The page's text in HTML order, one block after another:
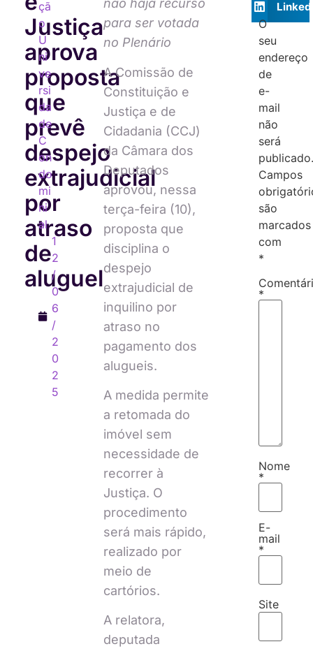
Justiça
aprova
proposta
que
prevê
despejo
extrajudicial
por
atraso
de
aluguel
çã
o
U
ni
ve
rsi
da
de
C
on
do
mi
ni
al
1
2
/
0
6
/
2
0
2
5
não haja recurso
para ser votada
no Plenário
A Comissão de
Constituição e
Justiça e de
Cidadania (CCJ)
da Câmara dos
Deputados
aprovou, nessa
terça-feira (10),
proposta que
disciplina o
despejo
extrajudicial de
inquilino por
atraso no
pagamento dos
alugueis.
A medida permite
a retomada do
imóvel sem
necessidade de
recorrer à
Justiça. O
procedimento
será mais rápido,
realizado por
meio de
cartórios.
A relatora,
deputada
O
seu
endereço
de
e-
mail
não
será
publicado.
Campos
são
marcados
com
*
*
Nome
*
E-
mail
*
Site